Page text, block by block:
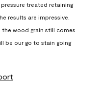
treated retaining
results are impressive.
the wood grain still comes
be our go to stain going